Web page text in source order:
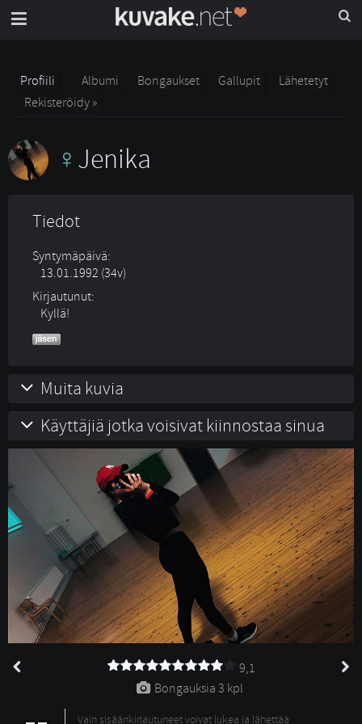
Profiili Albumi Bongaukset Gallupit
Lähetetyt
Rekisteröidy »
Jenika
Tiedot
Syntymäpäivä:
13.01.1992 (34v)
Kirjautunut:
Kyllä!
Muita kuvia
Käyttäjiä jotka voisivat kiinnostaa sinua
9,1
Bongauksia 3 kpl
Vain sisäänkirjautuneet voivat lukea ja lähettää